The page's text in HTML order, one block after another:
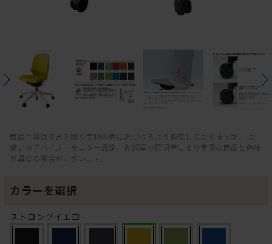
商品写真はできる限り実物の色に近づけるよう徹底しておりますが、 お
使いのデバイス・モニター設定、お部屋の照明等により実際の商品と色味
が異なる場合がございます。
カラーを選択
ストロングイエロー